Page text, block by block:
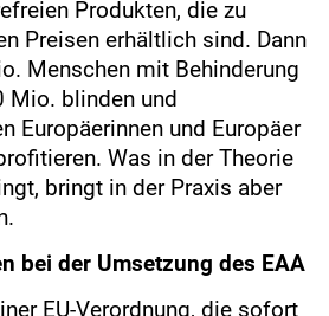
Produkten, die zu
Preisen erhältlich sind. Dann
Menschen mit Behinderung
Mio. blinden und
Europäerinnen und Europäer
Was in der Theorie
bringt in der Praxis aber
bei der Umsetzung des EAA
EU-Verordnung, die sofort